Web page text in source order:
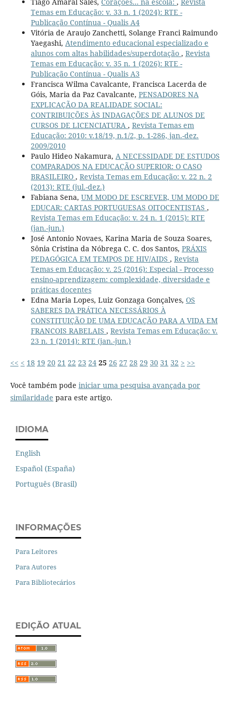
Tiago Amaral Sales, Corações… na escola: , Revista
Temas em Educação: v. 33 n. 1 (2024): RTE -
Publicação Contínua - Qualis A4
Vitória de Araujo Zanchetti, Solange Franci Raimundo
Yaegashi, Atendimento educacional especializado e
alunos com altas habilidades/superdotação , Revista
Temas em Educação: v. 35 n. 1 (2026): RTE -
Publicação Contínua - Qualis A3
Francisca Wilma Cavalcante, Francisca Lacerda de
Góis, Maria da Paz Cavalcante, PENSADORES NA
EXPLICAÇÃO DA REALIDADE SOCIAL:
CONTRIBUIÇÕES ÀS INDAGAÇÕES DE ALUNOS DE
CURSOS DE LICENCIATURA , Revista Temas em
Educação: 2010: v.18/19, n.1/2, p. 1-286, jan.-dez.
2009/2010
Paulo Hideo Nakamura, A NECESSIDADE DE ESTUDOS
COMPARADOS NA EDUCAÇÃO SUPERIOR: O CASO
BRASILEIRO , Revista Temas em Educação: v. 22 n. 2
(2013): RTE (jul.-dez.)
Fabiana Sena, UM MODO DE ESCREVER, UM MODO DE
EDUCAR: CARTAS PORTUGUESAS OITOCENTISTAS ,
Revista Temas em Educação: v. 24 n. 1 (2015): RTE
(jan.-jun.)
José Antonio Novaes, Karina Maria de Souza Soares,
Sônia Cristina da Nóbrega C. C. dos Santos, PRÁXIS
PEDAGÓGICA EM TEMPOS DE HIV/AIDS , Revista
Temas em Educação: v. 25 (2016): Especial - Processo
ensino-aprendizagem: complexidade, diversidade e
práticas docentes
Edna Maria Lopes, Luiz Gonzaga Gonçalves, OS
SABERES DA PRÁTICA NECESSÁRIOS À
CONSTITUIÇÃO DE UMA EDUCAÇÃO PARA A VIDA EM
FRANCOIS RABELAIS , Revista Temas em Educação: v.
23 n. 1 (2014): RTE (jan.-jun.)
<< < 18 19 20 21 22 23 24 25 26 27 28 29 30 31 32 > >>
Você também pode iniciar uma pesquisa avançada por
similaridade para este artigo.
IDIOMA
English
Español (España)
Português (Brasil)
INFORMAÇÕES
Para Leitores
Para Autores
Para Bibliotecários
EDIÇÃO ATUAL